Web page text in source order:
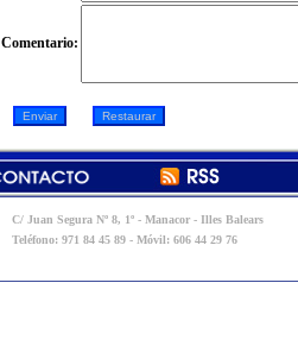
Comentario:
C/ Juan Segura Nº 8, 1º - Manacor - Illes Balears
Teléfono: 971 84 45 89 - Móvil: 606 44 29 76